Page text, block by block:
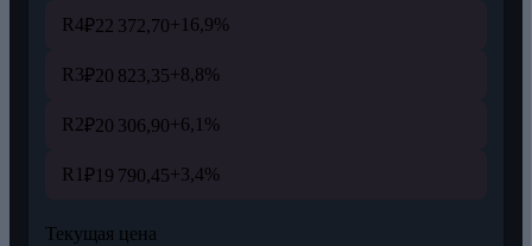
R4₽22 372,70+16,9%
R3₽20 823,35+8,8%
R2₽20 306,90+6,1%
R1₽19 790,45+3,4%
Текущая цена